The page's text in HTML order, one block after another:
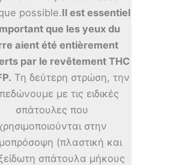
possible.Il est essentiel
que les yeux du
aient été entièrement
par le revêtement THC
Τη δεύτερη στρώση, την
με τις ειδικές
σπάτουλες που
στην
(πλαστική και
σπάτουλα μήκους